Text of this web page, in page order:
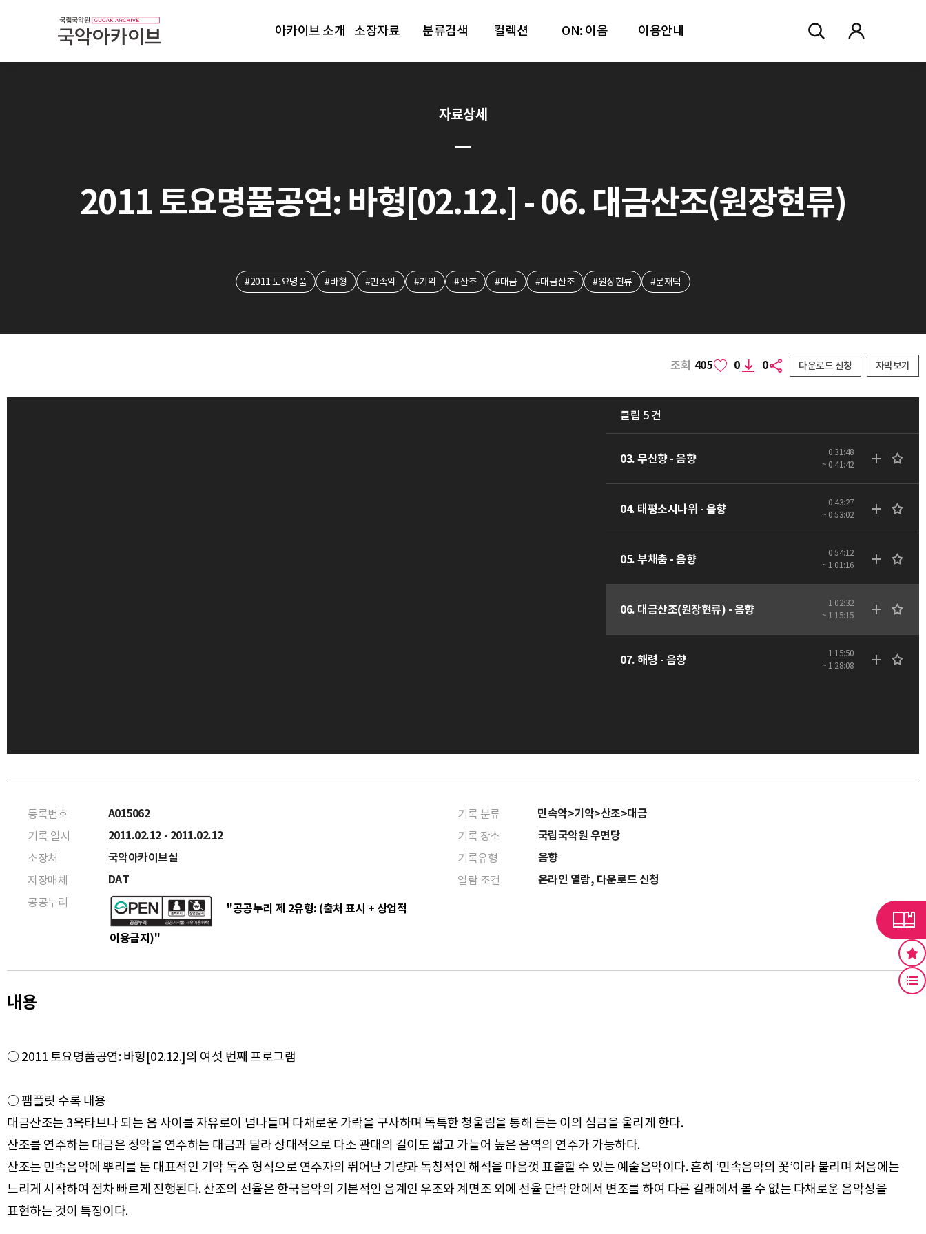
아카이브 소개 소장자료 분류검색 컬렉션 ON: 이음 이용안내
자료상세
2011 토요명품공연: 바형[02.12.] - 06. 대금산조(원장현류)
#2011 토요명품 #바형 #민속악 #기악 #산조 #대금 #대금산조 #원장현류 #문재덕
조회 405 0 0 다운로드 신청 자막보기
클립 5 건
03. 무산향 - 음향
0:31:48
~ 0:41:42
04. 태평소시나위 - 음향
0:43:27
~ 0:53:02
05. 부채춤 - 음향
0:54:12
~ 1:01:16
06. 대금산조(원장현류) - 음향
1:02:32
~ 1:15:15
07. 해령 - 음향
1:15:50
~ 1:28:08
등록번호 A015062 기록 분류 민속악>기악>산조>대금
기록 일시 2011.02.12 - 2011.02.12 기록 장소 국립국악원 우면당
소장처 국악아카이브실 기록유형 음향
저장매체 DAT 열람 조건 온라인 열람, 다운로드 신청
공공누리 "공공누리 제 2유형: (출처 표시 + 상업적
이용금지)"
내용
○ 2011 토요명품공연: 바형[02.12.]의 여섯 번째 프로그램
○ 팸플릿 수록 내용
대금산조는 3옥타브나 되는 음 사이를 자유로이 넘나들며 다채로운 가락을 구사하며 독특한 청울림을 통해 듣는 이의 심금을 울리게 한다.
산조를 연주하는 대금은 정악을 연주하는 대금과 달라 상대적으로 다소 관대의 길이도 짧고 가늘어 높은 음역의 연주가 가능하다.
산조는 민속음악에 뿌리를 둔 대표적인 기악 독주 형식으로 연주자의 뛰어난 기량과 독창적인 해석을 마음껏 표출할 수 있는 예술음악이다. 흔히 ‘민속음악의 꽃’이라 불리며 처음에는
느리게 시작하여 점차 빠르게 진행된다. 산조의 선율은 한국음악의 기본적인 음계인 우조와 계면조 외에 선율 단락 안에서 변조를 하여 다른 갈래에서 볼 수 없는 다채로운 음악성을
표현하는 것이 특징이다.